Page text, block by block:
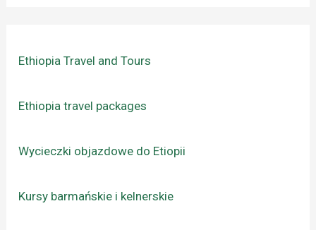
Ethiopia Travel and Tours
Ethiopia travel packages
Wycieczki objazdowe do Etiopii
Kursy barmańskie i kelnerskie